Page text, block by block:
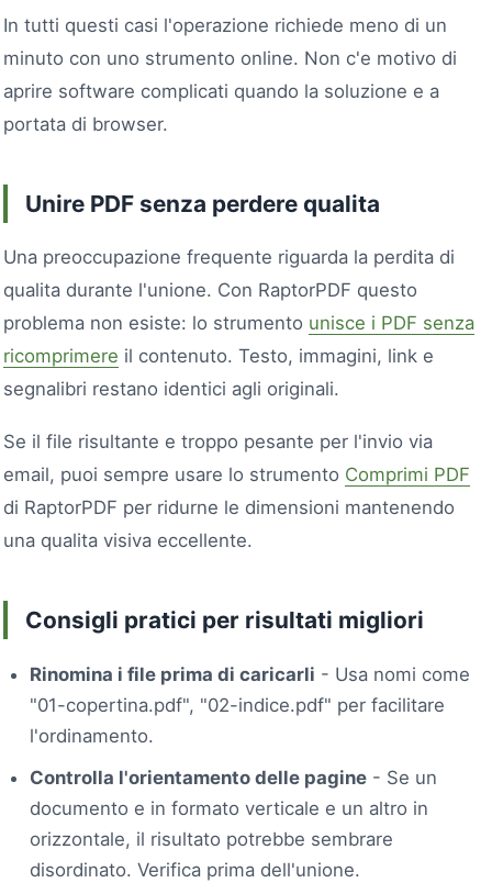
In tutti questi casi l'operazione richiede meno di un
minuto con uno strumento online. Non c'e motivo di
aprire software complicati quando la soluzione e a
portata di browser.
Unire PDF senza perdere qualita
Una preoccupazione frequente riguarda la perdita di
qualita durante l'unione. Con RaptorPDF questo
problema non esiste: lo strumento unisce i PDF senza
ricomprimere il contenuto. Testo, immagini, link e
segnalibri restano identici agli originali.
Se il file risultante e troppo pesante per l'invio via
email, puoi sempre usare lo strumento Comprimi PDF
di RaptorPDF per ridurne le dimensioni mantenendo
una qualita visiva eccellente.
Consigli pratici per risultati migliori
Rinomina i file prima di caricarli - Usa nomi come
"01-copertina.pdf", "02-indice.pdf" per facilitare
l'ordinamento.
Controlla l'orientamento delle pagine - Se un
documento e in formato verticale e un altro in
orizzontale, il risultato potrebbe sembrare
disordinato. Verifica prima dell'unione.